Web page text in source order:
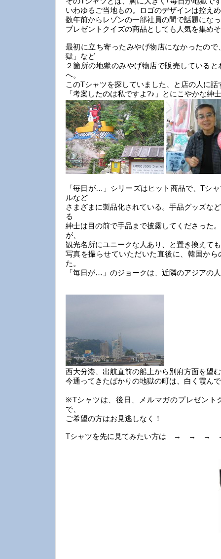
いわゆるご当地もの。ロゴのデザインは控え
数年前からレゾンの一部社員の間で話題にな
プレゼントクイズの商品としても人気を集め
最初に立ち寄ったみやげ物店になかったの
獄」など
２箇所の地獄のみやげ物店で販売している
へ。
このTシャツを探していました、と店の人に話
「考案したのは私ですよ?♪」とにこやかな紳
「毎日が…」シリーズはヒット商品で、Tシ
ルなど
さまざまに製品化されている。手品グッズな
る
紳士は目の前で手品まで披露してくださった
が、
観光名所にユニークな人あり、と置き換えて
写真を撮らせていただいた直後に、韓国か
た。
「毎日が…」のジョークは、近隣のアジアの
西大分港、出航直前の船上から別府方面を望
今通ってきたばかりの地獄の町は、白く霞ん
※Tシャツは、後日、メルマガのプレゼント
で、
ご希望の方はお見逃しなく！
Tシャツを先に見てみたい方は